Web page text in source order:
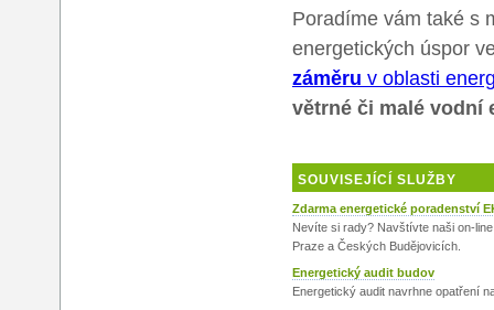
Poradíme vám také s
energetických úspor
záměru v oblasti
větrné či malé vodní
SOUVISEJÍCÍ SLUŽBY
Zdarma energetické poradenství
Nevíte si rady? Navštívte naši on-
Praze a Českých Budějovicích.
Energetický audit budov
Energetický audit navrhne opatření